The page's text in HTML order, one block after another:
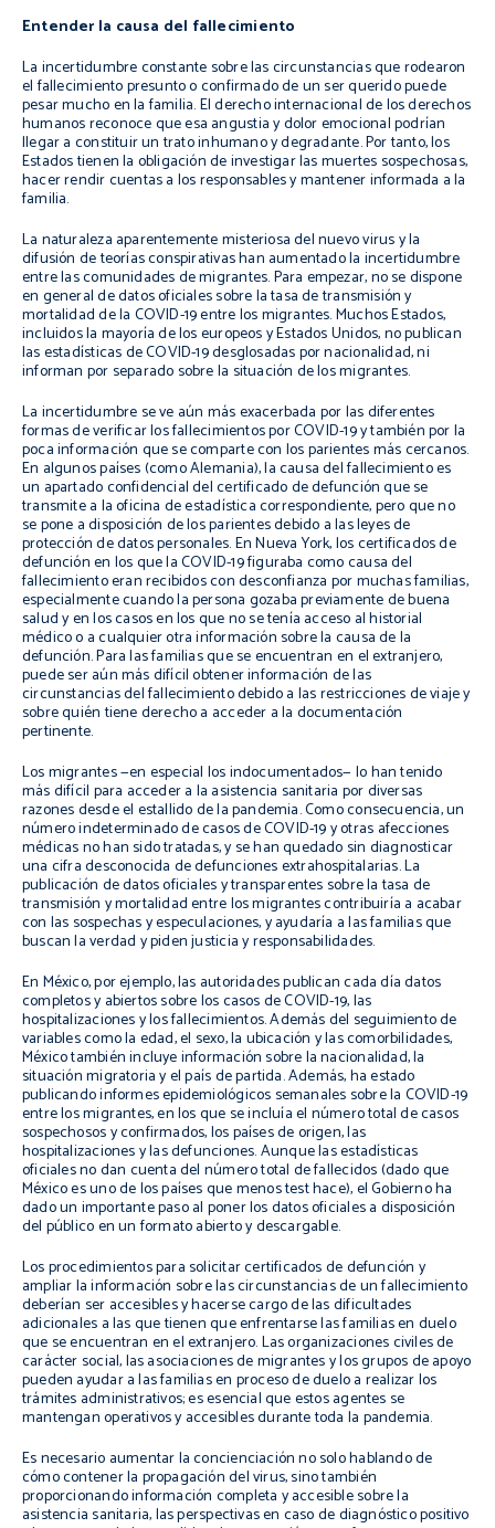
Entender la causa del fallecimiento
La incertidumbre constante sobre las circunstancias que rodearon
el fallecimiento presunto o confirmado de un ser querido puede
pesar mucho en la familia. El derecho internacional de los derechos
humanos reconoce que esa angustia y dolor emocional podrían
llegar a constituir un trato inhumano y degradante. Por tanto, los
Estados tienen la obligación de investigar las muertes sospechosas,
hacer rendir cuentas a los responsables y mantener informada a la
familia.
La naturaleza aparentemente misteriosa del nuevo virus y la
difusión de teorías conspirativas han aumentado la incertidumbre
entre las comunidades de migrantes. Para empezar, no se dispone
en general de datos oficiales sobre la tasa de transmisión y
mortalidad de la COVID-19 entre los migrantes. Muchos Estados,
incluidos la mayoría de los europeos y Estados Unidos, no publican
las estadísticas de COVID-19 desglosadas por nacionalidad, ni
informan por separado sobre la situación de los migrantes.
La incertidumbre se ve aún más exacerbada por las diferentes
formas de verificar los fallecimientos por COVID-19 y también por la
poca información que se comparte con los parientes más cercanos.
En algunos países (como Alemania), la causa del fallecimiento es
un apartado confidencial del certificado de defunción que se
transmite a la oficina de estadística correspondiente, pero que no
se pone a disposición de los parientes debido a las leyes de
protección de datos personales. En Nueva York, los certificados de
defunción en los que la COVID-19 figuraba como causa del
fallecimiento eran recibidos con desconfianza por muchas familias,
especialmente cuando la persona gozaba previamente de buena
salud y en los casos en los que no se tenía acceso al historial
médico o a cualquier otra información sobre la causa de la
defunción. Para las familias que se encuentran en el extranjero,
puede ser aún más difícil obtener información de las
circunstancias del fallecimiento debido a las restricciones de viaje y
sobre quién tiene derecho a acceder a la documentación
pertinente.
Los migrantes —en especial los indocumentados— lo han tenido
más difícil para acceder a la asistencia sanitaria por diversas
razones desde el estallido de la pandemia. Como consecuencia, un
número indeterminado de casos de COVID-19 y otras afecciones
médicas no han sido tratadas, y se han quedado sin diagnosticar
una cifra desconocida de defunciones extrahospitalarias. La
publicación de datos oficiales y transparentes sobre la tasa de
transmisión y mortalidad entre los migrantes contribuiría a acabar
con las sospechas y especulaciones, y ayudaría a las familias que
buscan la verdad y piden justicia y responsabilidades.
En México, por ejemplo, las autoridades publican cada día datos
completos y abiertos sobre los casos de COVID-19, las
hospitalizaciones y los fallecimientos. Además del seguimiento de
variables como la edad, el sexo, la ubicación y las comorbilidades,
México también incluye información sobre la nacionalidad, la
situación migratoria y el país de partida. Además, ha estado
publicando informes epidemiológicos semanales sobre la COVID-19
entre los migrantes, en los que se incluía el número total de casos
sospechosos y confirmados, los países de origen, las
hospitalizaciones y las defunciones. Aunque las estadísticas
oficiales no dan cuenta del número total de fallecidos (dado que
México es uno de los países que menos test hace), el Gobierno ha
dado un importante paso al poner los datos oficiales a disposición
del público en un formato abierto y descargable.
Los procedimientos para solicitar certificados de defunción y
ampliar la información sobre las circunstancias de un fallecimiento
deberían ser accesibles y hacerse cargo de las dificultades
adicionales a las que tienen que enfrentarse las familias en duelo
que se encuentran en el extranjero. Las organizaciones civiles de
carácter social, las asociaciones de migrantes y los grupos de apoyo
pueden ayudar a las familias en proceso de duelo a realizar los
trámites administrativos; es esencial que estos agentes se
mantengan operativos y accesibles durante toda la pandemia.
Es necesario aumentar la concienciación no solo hablando de
cómo contener la propagación del virus, sino también
proporcionando información completa y accesible sobre la
asistencia sanitaria, las perspectivas en caso de diagnóstico positivo